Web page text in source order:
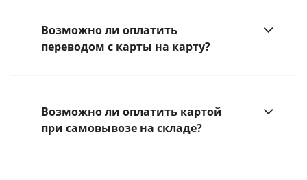
Возможно ли оплатить
переводом с карты на карту?
Возможно ли оплатить картой
при самовывозе на складе?